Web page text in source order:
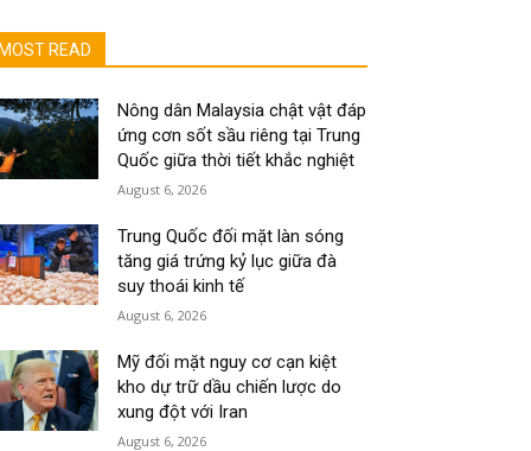
MOST READ
Nông dân Malaysia chật vật đáp
ứng cơn sốt sầu riêng tại Trung
Quốc giữa thời tiết khắc nghiệt
August 6, 2026
Trung Quốc đối mặt làn sóng
tăng giá trứng kỷ lục giữa đà
suy thoái kinh tế
August 6, 2026
Mỹ đối mặt nguy cơ cạn kiệt
kho dự trữ dầu chiến lược do
xung đột với Iran
August 6, 2026